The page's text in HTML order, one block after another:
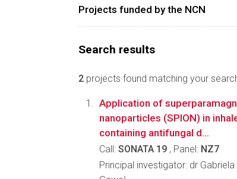
Projects funded by the NCN
Search results
2 projects found matching your
Application of
nanoparticles (SPION) in
containing antifungal d...
Call: SONATA 19 , Panel: NZ7
Principal investigator: dr